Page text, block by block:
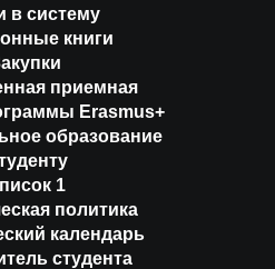
в систему
книги
приемная
Erasmus+
образование
1
политика
календарь
студента